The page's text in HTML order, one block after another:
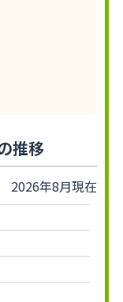
推移
2026年8月現在